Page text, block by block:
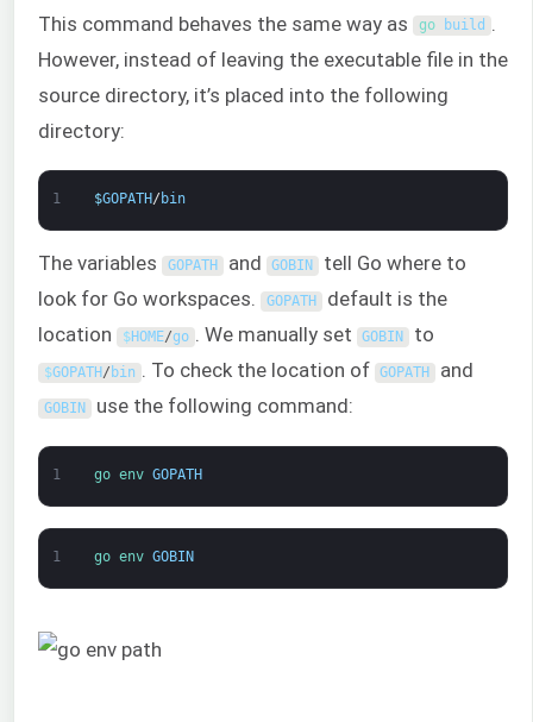
This command behaves the same way as go build .
However, instead of leaving the executable file in the
source directory, it’s placed into the following
directory:
1 $GOPATH/ bin
The variables GOPATH and GOBIN
tell Go where to
look for Go workspaces.
GOPATH default is the
location
$HOME/go . We manually set GOBIN to
$GOPATH/ bin . To check the location of GOPATH and
GOBIN use the following command:
1 go env GOPATH
1 go env GOBIN